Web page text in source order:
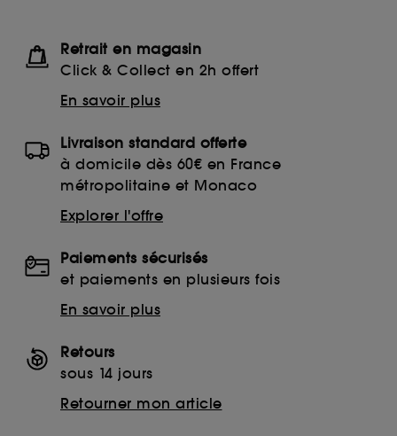
Retrait en magasin
Click & Collect en 2h offert
En savoir plus
Livraison standard offerte
à domicile dès 60€ en France
métropolitaine et Monaco
Explorer l'offre
Paiements sécurisés
et paiements en plusieurs fois
En savoir plus
Retours
sous 14 jours
Retourner mon article